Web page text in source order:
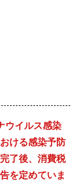
ウイルス感染
ける感染予防
了後、 消費税
を定めていま